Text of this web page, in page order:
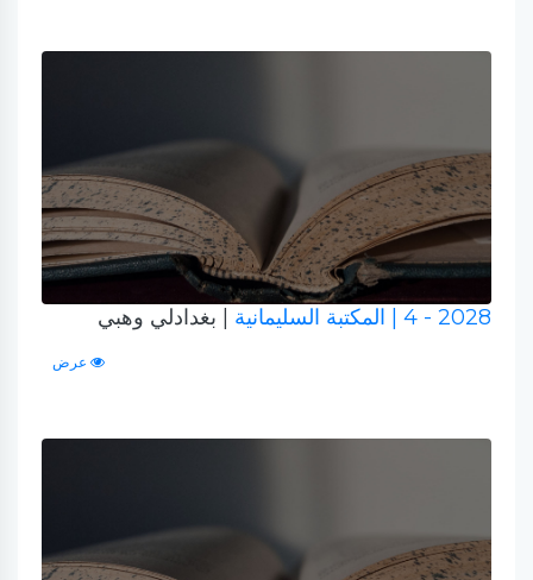
2028 - 4 | المكتبة السليمانية | بغدادلي وهبي
عرض